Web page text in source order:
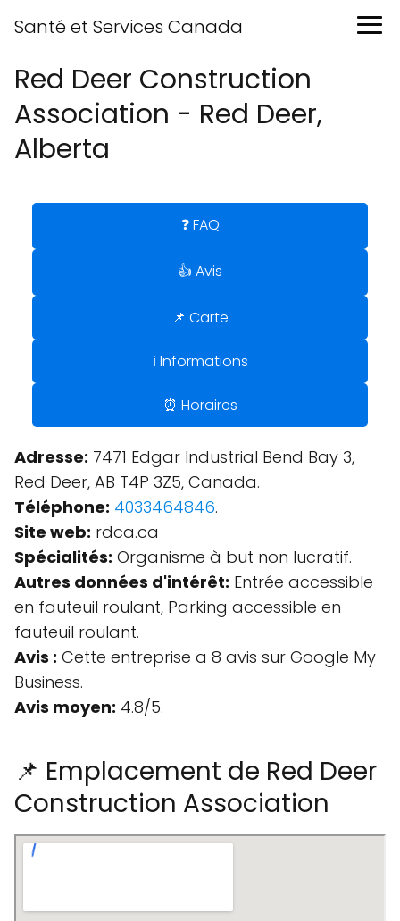
Santé et Services Canada
Red Deer Construction
Association - Red Deer,
Alberta
❓ FAQ
👍 Avis
📌 Carte
ℹ️ Informations
⏰ Horaires
Adresse: 7471 Edgar Industrial Bend Bay 3,
Red Deer, AB T4P 3Z5, Canada.
Téléphone: 4033464846.
Site web: rdca.ca
Spécialités: Organisme à but non lucratif.
Autres données d'intérêt: Entrée accessible
en fauteuil roulant, Parking accessible en
fauteuil roulant.
Avis : Cette entreprise a 8 avis sur Google My
Business.
Avis moyen: 4.8/5.
📌 Emplacement de Red Deer
Construction Association